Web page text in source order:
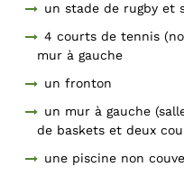
un stade de rugby et
4 courts de tennis
mur à gauche
un fronton
un mur à gauche
de baskets et deux
une piscine non